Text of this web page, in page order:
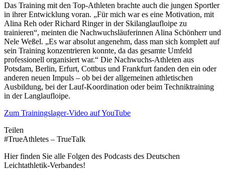
Das Training mit den Top-Athleten brachte auch die jungen Sportler
in ihrer Entwicklung voran. „Für mich war es eine Motivation, mit
Alina Reh oder Richard Ringer in der Skilanglaufloipe zu
trainieren“, meinten die Nachwuchsläuferinnen Alina Schönherr und
Nele Weßel. „Es war absolut angenehm, dass man sich komplett auf
sein Training konzentrieren konnte, da das gesamte Umfeld
professionell organisiert war.“ Die Nachwuchs-Athleten aus
Potsdam, Berlin, Erfurt, Cottbus und Frankfurt fanden den ein oder
anderen neuen Impuls – ob bei der allgemeinen athletischen
Ausbildung, bei der Lauf-Koordination oder beim Techniktraining
in der Langlaufloipe.
Zum Trainingslager-Video auf YouTube
Teilen
#TrueAthletes – TrueTalk
Hier finden Sie alle Folgen des Podcasts des Deutschen
Leichtathletik-Verbandes!